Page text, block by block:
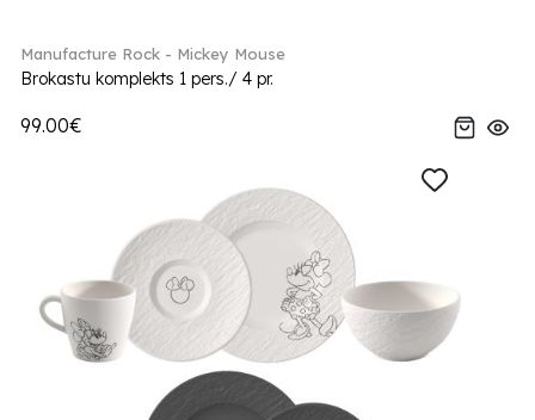
Manufacture Rock - Mickey Mouse
Brokastu komplekts 1 pers./ 4 pr.
99.00€